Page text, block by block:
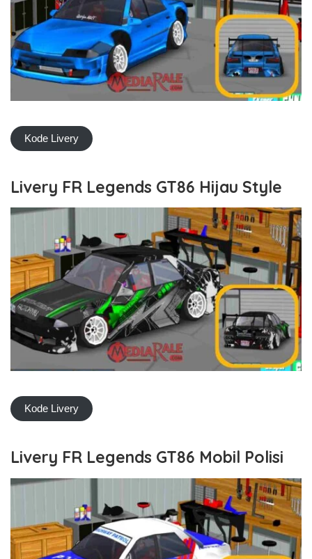
Kode Livery
Livery FR Legends GT86 Hijau Style
Kode Livery
Livery FR Legends GT86 Mobil Polisi